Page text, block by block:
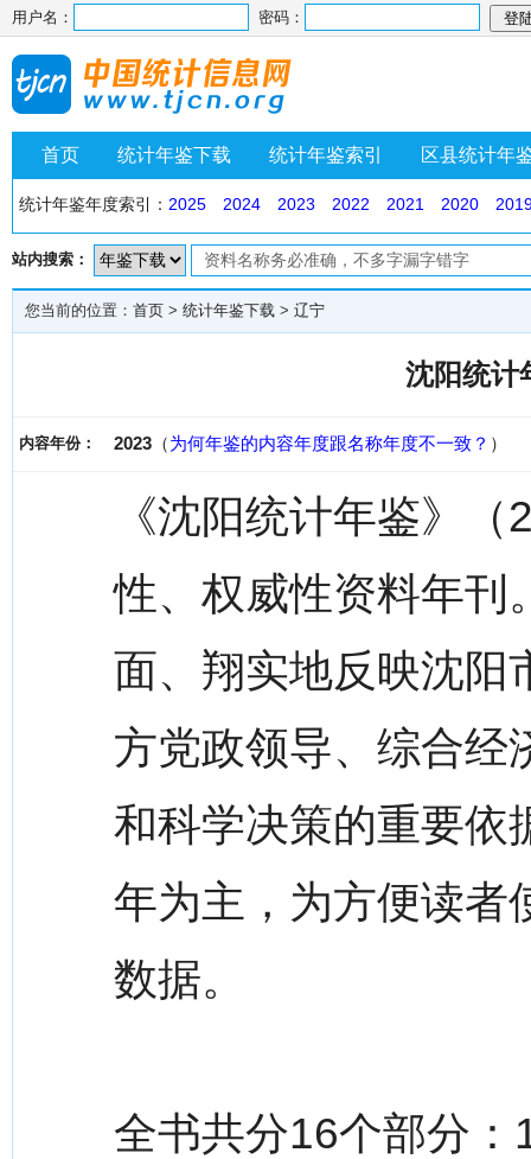
用户名： 密码：
首页 统计年鉴下载 统计年鉴索引 区县统计年
统计年鉴年度索引： 2025 2024 2023 2022 2021 2020
站内搜索：
您当前的位置： 首页 > 统计年鉴下载 > 辽宁
沈阳统计
内容年份： 2023 （为何年鉴的内容年度跟名称年度不一致？ ）
《沈阳统计年鉴》
性、权威性资料年刊
面、翔实地反映沈阳
方党政领导、综合经
和科学决策的重要依
年为主，为方便读者
数据。
全书共分16个部分